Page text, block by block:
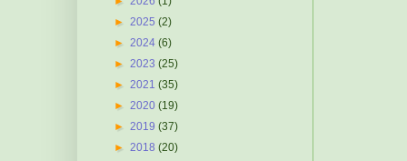
► 2025 (2)
► 2024 (6)
► 2023 (25)
► 2021 (35)
► 2020 (19)
► 2019 (37)
► 2018 (20)